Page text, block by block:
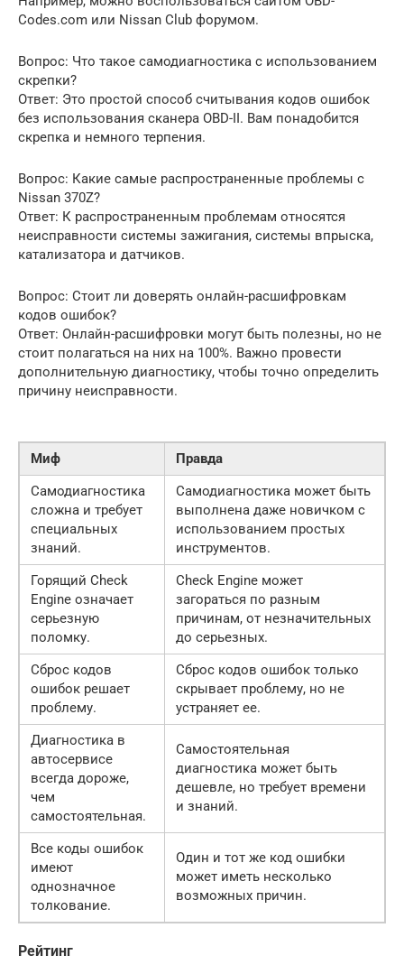
Codes.com или Nissan Club форумом.
Вопрос: Что такое самодиагностика с использованием
скрепки?
Ответ: Это простой способ считывания кодов ошибок
без использования сканера OBD-II. Вам понадобится
скрепка и немного терпения.
Вопрос: Какие самые распространенные проблемы с
Nissan 370Z?
Ответ: К распространенным проблемам относятся
неисправности системы зажигания, системы впрыска,
катализатора и датчиков.
Вопрос: Стоит ли доверять онлайн-расшифровкам
кодов ошибок?
Ответ: Онлайн-расшифровки могут быть полезны, но не
стоит полагаться на них на 100%. Важно провести
дополнительную диагностику, чтобы точно определить
причину неисправности.
Миф
Правда
Самодиагностика
сложна и требует
специальных
знаний.
Самодиагностика может быть
выполнена даже новичком с
использованием простых
инструментов.
Горящий Check
Engine означает
серьезную
поломку.
Check Engine может
загораться по разным
причинам, от незначительных
до серьезных.
Сброс кодов
ошибок решает
проблему.
Сброс кодов ошибок только
скрывает проблему, но не
устраняет ее.
Диагностика в
автосервисе
всегда дороже,
чем
самостоятельная.
Самостоятельная
диагностика может быть
дешевле, но требует времени
и знаний.
Все коды ошибок
имеют
однозначное
толкование.
Один и тот же код ошибки
может иметь несколько
возможных причин.
Рейтинг